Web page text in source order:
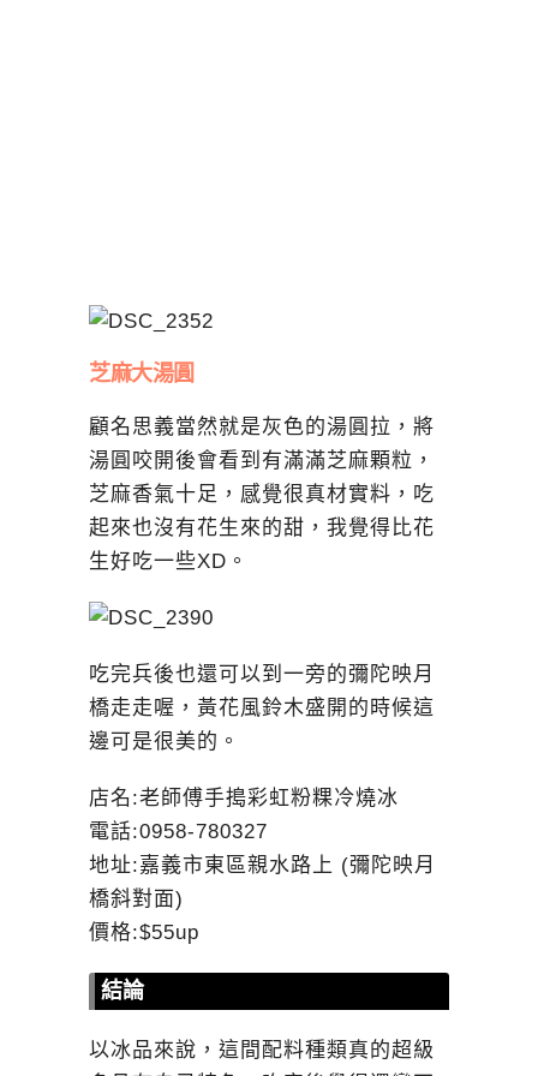
芝麻大湯圓
顧名思義當然就是灰色的湯圓拉，將
湯圓咬開後會看到有滿滿芝麻顆粒，
芝麻香氣十足，感覺很真材實料，吃
起來也沒有花生來的甜，我覺得比花
生好吃一些XD。
吃完兵後也還可以到一旁的彌陀映月
橋走走喔，黃花風鈴木盛開的時候這
邊可是很美的。
店名:老師傅手搗彩虹粉粿冷燒冰
電話:0958-780327
地址:嘉義市東區親水路上 (彌陀映月
橋斜對面)
價格:$55up
結論
以冰品來說，這間配料種類真的超級